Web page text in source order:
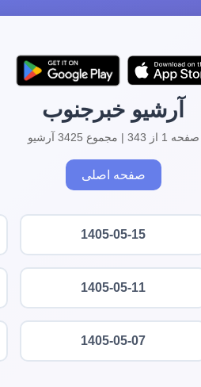
آرشیو خبرجنوب
صفحه 1 از 343 | مجموع 3425 آرشیو
صفحه اصلی
1405-05-15
1405-05-11
1405-05-07